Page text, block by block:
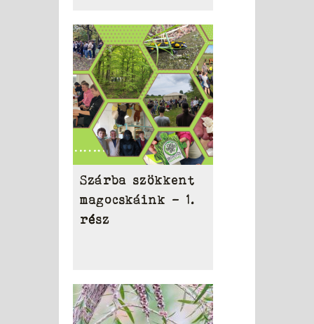
Szárba szökkent
magocskáink – 1.
rész